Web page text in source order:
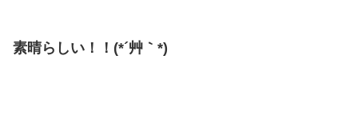
素晴らしい！！(*´艸｀*)